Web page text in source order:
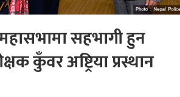
सहभागी हुन
कुँवर अष्ट्रिया प्रस्थान